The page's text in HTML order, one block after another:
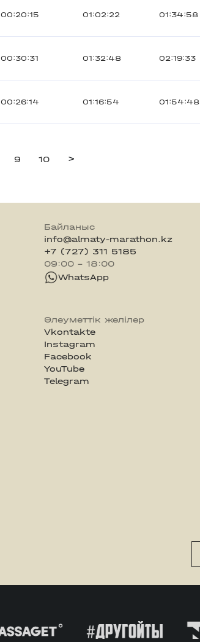
00:20:15 01:02:22 01:34:58
00:30:31 01:32:48 02:19:33
00:26:14 01:16:54 01:54:48
9 10 >
Байланыс
info@almaty-marathon.kz
+7 (727) 311 5185
09:00 - 18:00
WhatsApp
Әлеуметтік желілер
Vkontakte
Instagram
Facebook
YouTube
Telegram